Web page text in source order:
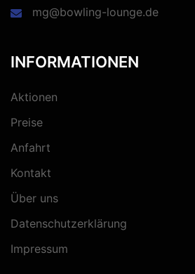
mg@bowling-lounge.de
INFORMATIONEN
Aktionen
Preise
Anfahrt
Kontakt
Über uns
Datenschutzerklärung
Impressum